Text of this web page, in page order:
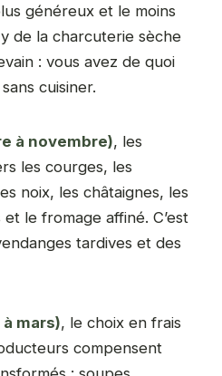
généreux et le moins
de la charcuterie sèche
: vous avez de quoi
cuisiner.
à novembre), les
les courges, les
noix, les châtaignes, les
le fromage affiné. C’est
tardives et des
mars), le choix en frais
compensent